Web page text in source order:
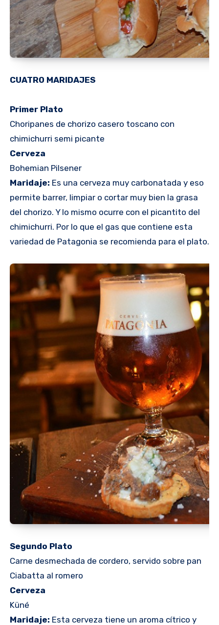
CUATRO MARIDAJES
Primer Plato
Choripanes de chorizo casero toscano con
chimichurri semi picante
Cerveza
Bohemian Pilsener
Maridaje: Es una cerveza muy carbonatada y eso
permite barrer, limpiar o cortar muy bien la grasa
del chorizo. Y lo mismo ocurre con el picantito del
chimichurri. Por lo que el gas que contiene esta
variedad de Patagonia se recomienda para el plato.
Segundo Plato
Carne desmechada de cordero, servido sobre pan
Ciabatta al romero
Cerveza
Küné
Maridaje: Esta cerveza tiene un aroma cítrico y